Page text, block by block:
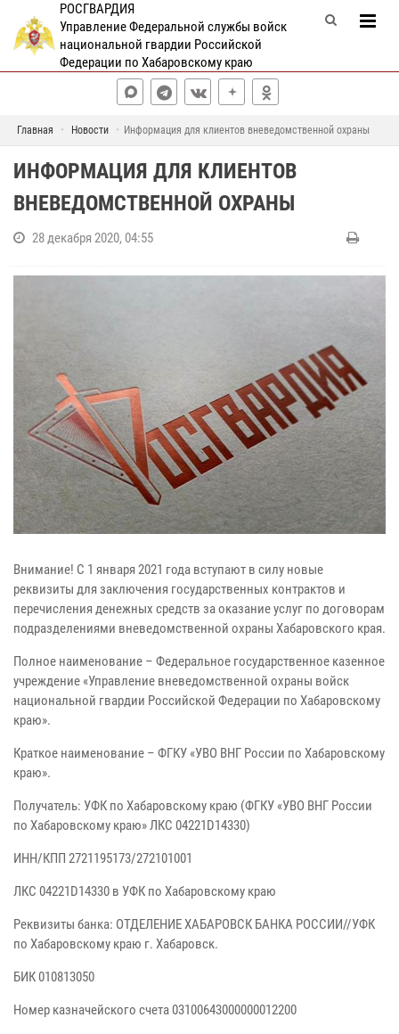
РОСГВАРДИЯ
Управление Федеральной службы войск
национальной гвардии Российской
Федерации по Хабаровскому краю
Главная Новости Информация для клиентов вневедомственной охраны
ИНФОРМАЦИЯ ДЛЯ КЛИЕНТОВ
ВНЕВЕДОМСТВЕННОЙ ОХРАНЫ
28 декабря 2020, 04:55
Внимание! С 1 января 2021 года вступают в силу новые
реквизиты для заключения государственных контрактов и
перечисления денежных средств за оказание услуг по договорам
подразделениями вневедомственной охраны Хабаровского края.
Полное наименование – Федеральное государственное казенное
учреждение «Управление вневедомственной охраны войск
национальной гвардии Российской Федерации по Хабаровскому
краю».
Краткое наименование – ФГКУ «УВО ВНГ России по Хабаровскому
краю».
Получатель: УФК по Хабаровскому краю (ФГКУ «УВО ВНГ России
по Хабаровскому краю» ЛКС 04221D14330)
ИНН/КПП 2721195173/272101001
ЛКС 04221D14330 в УФК по Хабаровскому краю
Реквизиты банка: ОТДЕЛЕНИЕ ХАБАРОВСК БАНКА РОССИИ//УФК
по Хабаровскому краю г. Хабаровск.
БИК 010813050
Номер казначейского счета 03100643000000012200